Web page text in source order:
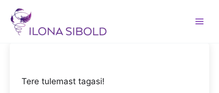
content
Tere tulemast tagasi!